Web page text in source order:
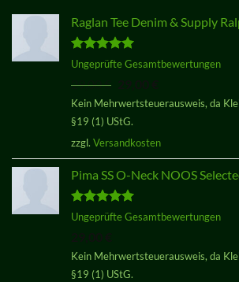
Raglan Tee Denim & Supply
Bewertet
von 5
Ungeprüfte Gesamtbewertungen
29,00€
Preis
war:
Preis
Kein Mehrwertsteuerausweis, da
§19 (1) UStG.
zzgl. Versandkosten
Pima SS O-Neck NOOS
Bewertet
Ungeprüfte Gesamtbewertungen
Kein Mehrwertsteuerausweis, da
§19 (1) UStG.